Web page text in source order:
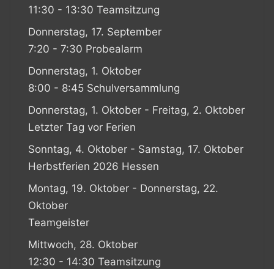
11:30 - 13:30 Teamsitzung
Donnerstag, 17. September
7:20 - 7:30 Probealarm
Donnerstag, 1. Oktober
8:00 - 8:45 Schulversammlung
Donnerstag, 1. Oktober - Freitag, 2. Oktober
Letzter Tag vor Ferien
Sonntag, 4. Oktober - Samstag, 17. Oktober
Herbstferien 2026 Hessen
Montag, 19. Oktober - Donnerstag, 22.
Oktober
Teamgeister
Mittwoch, 28. Oktober
12:30 - 14:30 Teamsitzung